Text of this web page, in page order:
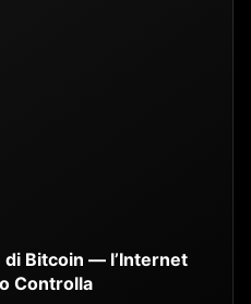
Bitcoin — l’Internet
Controlla